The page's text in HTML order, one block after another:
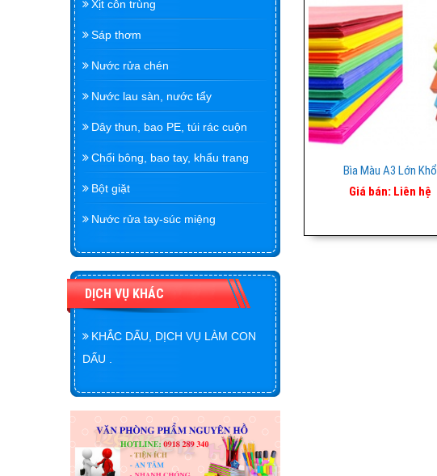
Xịt côn trùng
Sáp thơm
Nước rửa chén
Nước lau sàn, nước tẩy
Dây thun, bao PE, túi rác cuộn
Chổi bông, bao tay, khẩu trang
Bột giặt
Nước rửa tay-súc miệng
DỊCH VỤ KHÁC
KHẮC DẤU, DỊCH VỤ LÀM CON
DẤU .
Bìa Màu A3 Lớn Khổ
Giá bán: Liên hệ